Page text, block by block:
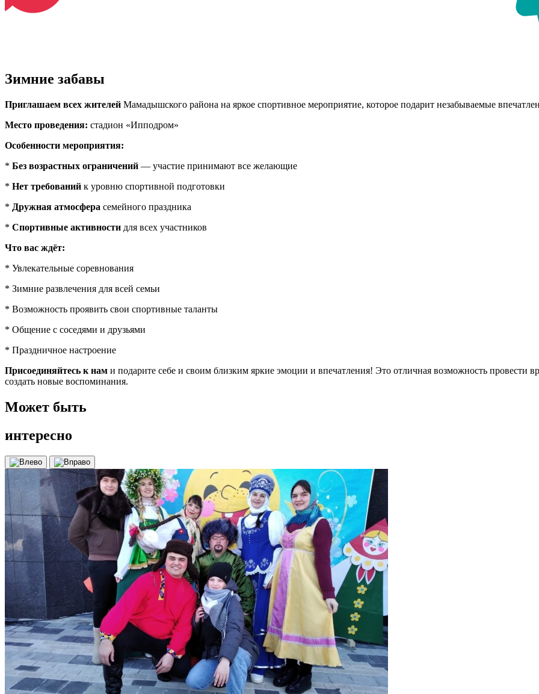
Зимние забавы
Приглашаем всех жителей Мамадышского района на яркое спортивное мероприятие, которое подарит незабываемые
Место проведения: стадион «Ипподром»
Особенности мероприятия:
* Без возрастных ограничений — участие принимают все желающие
* Нет требований к уровню спортивной подготовки
* Дружная атмосфера семейного праздника
* Спортивные активности для всех участников
Что вас ждёт:
* Увлекательные соревнования
* Зимние развлечения для всей семьи
* Возможность проявить свои спортивные таланты
* Общение с соседями и друзьями
* Праздничное настроение
Присоединяйтесь к нам и подарите себе и своим близким яркие эмоции и впечатления! Это отличная возможность провести
создать новые воспоминания.
Может быть
интересно